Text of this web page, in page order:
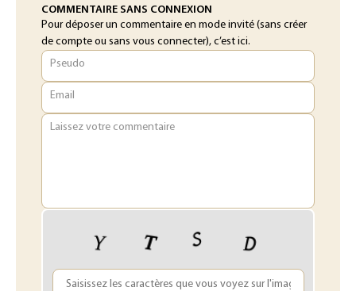
COMMENTAIRE SANS CONNEXION
Pour déposer un commentaire en mode invité (sans créer
de compte ou sans vous connecter), c’est ici.
Pseudo
Email
Laissez votre commentaire